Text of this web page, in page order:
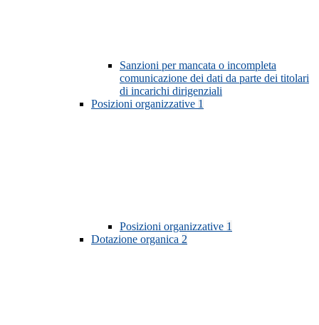
Sanzioni per mancata o incompleta
comunicazione dei dati da parte dei titolari
di incarichi dirigenziali
Posizioni organizzative 1
Posizioni organizzative 1
Dotazione organica 2